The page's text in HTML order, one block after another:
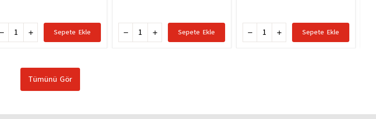
Sepete Ekle Sepete Ekle Sepete Ekle
Tümünü Gör